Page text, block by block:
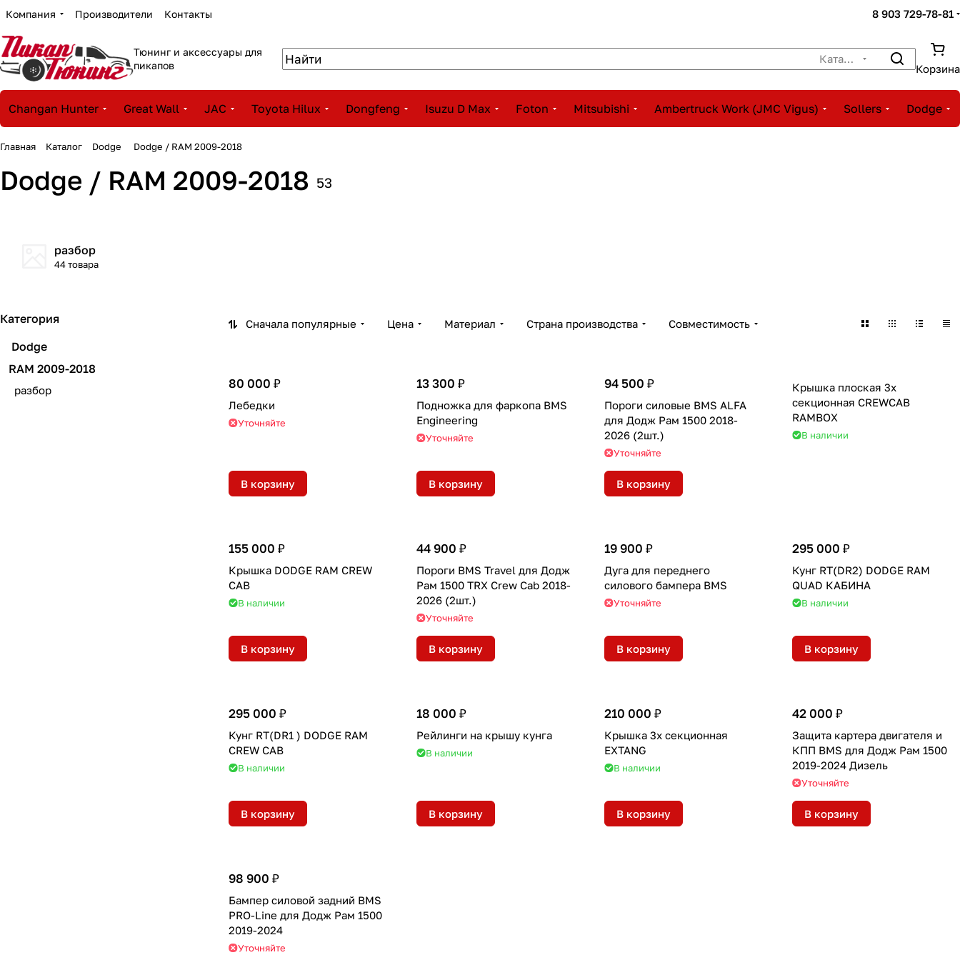
Компания Производители Контакты 8 903 729-78-81
Тюнинг и аксессуары для
пикапов
Корзина
Changan Hunter Great Wall JAC Toyota Hilux Dongfeng Isuzu D Max Foton Mitsubishi Ambertruck Work (JMC Vigus) Sollers Dodge
Главная Каталог Dodge Dodge / RAM 2009-2018
Dodge / RAM 2009-2018 53
разбор
44 товара
Сначала популярные Цена Материал Страна производства Совместимость
80 000 ₽
Лебедки
Уточняйте
В корзину
13 300 ₽
Подножка для фаркопа BMS
Engineering
Уточняйте
В корзину
94 500 ₽
Пороги силовые BMS ALFA
для Додж Рам 1500 2018-
2026 (2шт.)
Уточняйте
В корзину
Крышка плоская 3х
секционная CREWCAB
RAMBOX
В наличии
155 000 ₽
Крышка DODGE RAM CREW
CAB
В наличии
В корзину
44 900 ₽
Пороги BMS Travel для Додж
Рам 1500 TRX Crew Cab 2018-
2026 (2шт.)
Уточняйте
В корзину
19 900 ₽
Дуга для переднего
силового бампера BMS
Уточняйте
В корзину
295 000 ₽
Кунг RT(DR2) DODGE RAM
QUAD КАБИНА
В наличии
В корзину
295 000 ₽
Кунг RT(DR1 ) DODGE RAM
CREW CAB
В наличии
В корзину
18 000 ₽
Рейлинги на крышу кунга
В наличии
В корзину
210 000 ₽
Крышка 3х секционная
EXTANG
В наличии
В корзину
42 000 ₽
Защита картера двигателя и
КПП BMS для Додж Рам 1500
2019-2024 Дизель
Уточняйте
В корзину
98 900 ₽
Бампер силовой задний BMS
PRO-Line для Додж Рам 1500
2019-2024
Уточняйте
Категория
Dodge
RAM 2009-2018
разбор